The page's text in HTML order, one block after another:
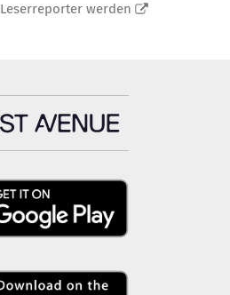
Leserreporter werden